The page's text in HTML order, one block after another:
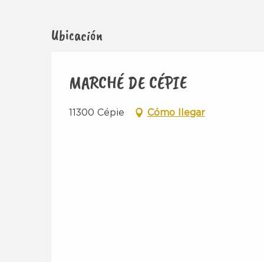
Ubicación
MARCHÉ DE CÉPIE
11300 Cépie Cómo llegar